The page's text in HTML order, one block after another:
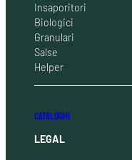
Insaporitori
Biologici
Granulari
Salse
Helper
CATALOGHI
LEGAL